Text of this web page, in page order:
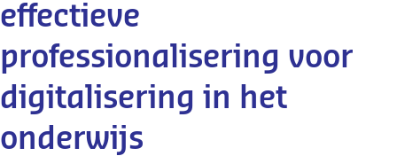
effectieve
professionalisering voor
digitalisering in het
onderwijs